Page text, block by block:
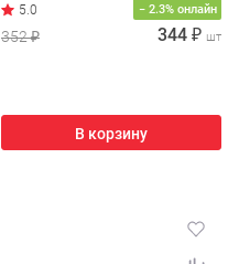
− 2.3% онлайн
352 ₽ 344 ₽ шт
В корзину